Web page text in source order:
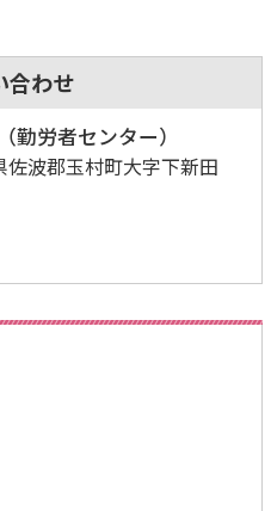
合わせ
労者センター）
波郡玉村町大字下新田